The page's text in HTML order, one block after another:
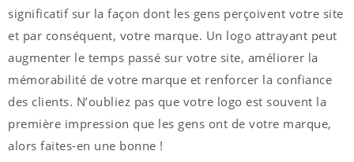
significatif sur la façon dont les gens perçoivent votre site
et par conséquent, votre marque. Un logo attrayant peut
augmenter le temps passé sur votre site, améliorer la
mémorabilité de votre marque et renforcer la confiance
des clients. N’oubliez pas que votre logo est souvent la
première impression que les gens ont de votre marque,
alors faites-en une bonne !